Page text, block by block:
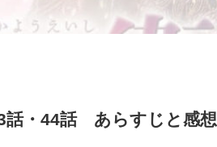
・44話 あらすじと感想